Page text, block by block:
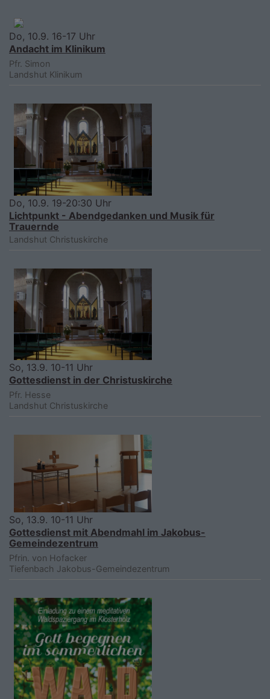
Do, 10.9. 16-17 Uhr
Andacht im Klinikum
Pfr. Simon
Landshut Klinikum
Do, 10.9. 19-20:30 Uhr
Lichtpunkt - Abendgedanken und Musik für
Trauernde
Landshut Christuskirche
So, 13.9. 10-11 Uhr
Gottesdienst in der Christuskirche
Pfr. Hesse
Landshut Christuskirche
So, 13.9. 10-11 Uhr
Gottesdienst mit Abendmahl im Jakobus-
Gemeindezentrum
Pfrin. von Hofacker
Tiefenbach Jakobus-Gemeindezentrum